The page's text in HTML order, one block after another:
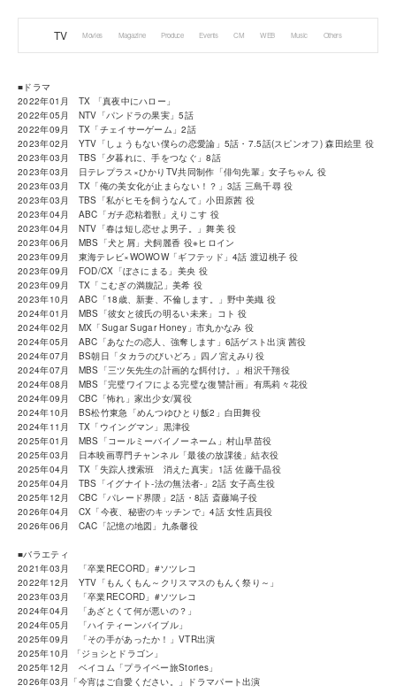
TV Movies Magazine Produce Events CM WEB Music Others
■ドラマ
2022年01月 TX 「真夜中にハロー」
2022年05月 NTV「パンドラの果実」5話
2022年09月 TX「チェイサーゲーム」2話
2023年02月 YTV「しょうもない僕らの恋愛論」5話・7.5話(スピンオフ) 森田絵里 役
2023年03月 TBS「夕暮れに、手をつなぐ」8話
2023年03月 日テレプラス×ひかりTV共同制作「俳句先輩」女子ちゃん 役
2023年03月 TX「俺の美女化が止まらない！？」3話 三島千尋 役
2023年03月 TBS「私がヒモを飼うなんて」小田原茜 役
2023年04月 ABC「ガチ恋粘着獣」えりこす 役
2023年04月 NTV「春は短し恋せよ男子。」舞美 役
2023年06月 MBS「犬と屑」犬飼麗香 役※ヒロイン
2023年09月 東海テレビ×WOWOW「ギフテッド」4話 渡辺桃子 役
2023年09月 FOD/CX「ぼさにまる」美央 役
2023年09月 TX「こむぎの満腹記」美希 役
2023年10月 ABC「18歳、新妻、不倫します。」野中美織 役
2024年01月 MBS「彼女と彼氏の明るい未来」コト 役
2024年02月 MX「Sugar Sugar Honey」市丸かなみ 役
2024年05月 ABC「あなたの恋人、強奪します」6話ゲスト出演 茜役
2024年07月 BS朝日「タカラのびいどろ」四ノ宮えみり役
2024年07月 MBS「三ツ矢先生の計画的な餌付け。」相沢千翔役
2024年08月 MBS「完璧ワイフによる完璧な復讐計画」有馬莉々花役
2024年09月 CBC「怖れ」家出少女/翼役
2024年10月 BS松竹東急「めんつゆひとり飯2」白田舞役
2024年11月 TX「ウイングマン」黒津役
2025年01月 MBS「コールミーバイノーネーム」村山早苗役
2025年03月 日本映画専門チャンネル「最後の放課後」結衣役
2025年04月 TX「失踪人捜索班 消えた真実」1話 佐藤千晶役
2025年04月 TBS「イグナイト‐法の無法者-」2話 女子高生役
2025年12月 CBC「パレード界隈」2話・8話 斎藤鳩子役
2026年04月 CX「今夜、秘密のキッチンで」4話 女性店員役
2026年06月 CAC「記憶の地図」九条馨役
■バラエティ
2021年03月 「卒業RECORD」#ソツレコ
2022年12月 YTV「もんくもん～クリスマスのもんく祭り～」
2023年03月 「卒業RECORD」#ソツレコ
2024年04月 「あざとくて何が悪いの？」
2024年05月 「ハイティーンバイブル」
2025年09月 「その手があったか！」VTR出演
2025年10月 「ジョシとドラゴン」
2025年12月 ベイコム「プライベー旅Stories」
2026年03月「今宵はご自愛ください。」ドラマパート出演